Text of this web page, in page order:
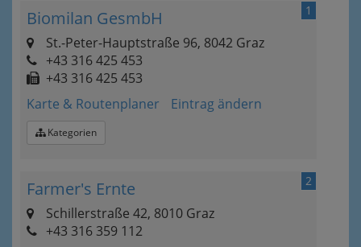
1
Biomilan GesmbH
St.-Peter-Hauptstraße 96, 8042 Graz
+43 316 425 453
+43 316 425 453
Karte & Routenplaner
Eintrag ändern
Kategorien
2
Farmer's Ernte
Schillerstraße 42, 8010 Graz
+43 316 359 112